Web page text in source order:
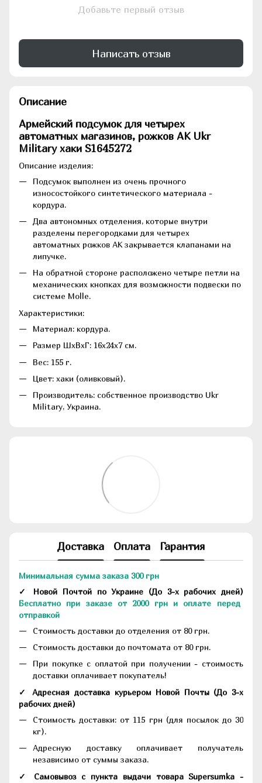
Добавьте первый отзыв
Написать отзыв
Описание
Армейский подсумок для четырех
автоматных магазинов, рожков АК Ukr
Military хаки S1645272
Описание изделия:
Подсумок выполнен из очень прочного
износостойкого синтетического материала -
кордура.
Два автономных отделения, которые внутри
разделены перегородками для четырех
автоматных рожков АК закрывается клапанами на
липучке.
На обратной стороне расположено четыре петли на
механических кнопках для возможности подвески по
системе Molle.
Характеристики:
Материал: кордура.
Размер ШхВхГ: 16х24х7 см.
Вес: 155 г.
Цвет: хаки (оливковый).
Производитель: собственное производство Ukr
Military, Украина.
Доставка Оплата Гарантия
Минимальная сумма заказа 300 грн
✓ Новой Почтой по Украине (До 3-х рабочих дней)
Бесплатно при заказе от 2000 грн и оплате перед
отправкой
Стоимость доставки до отделения от 80 грн.
Стоимость доставки до почтомата от 80 грн.
При покупке с оплатой при получении - стоимость
доставки оплачивает покупатель!
✓ Адресная доставка курьером Новой Почты (До 3-х
рабочих дней)
Стоимость доставки: от 115 грн (для посылок до 30
кг).
Адресную доставку оплачивает получатель
независимо от суммы заказа.
✓ Самовывоз с пункта выдачи товара Supersumka -